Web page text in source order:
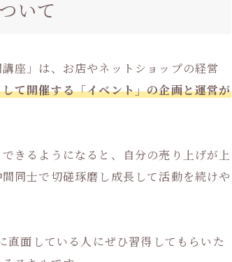
いて
座」は、お店やネットショップの経営
て開催する「イベント」の企画と運営が
きるようになると、自分の売り上げが上
同士で切磋琢磨し成長して活動を続けや
直面している人にぜひ習得してもらいた